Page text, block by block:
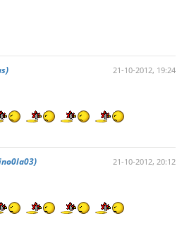
21-10-2012, 19:24
21-10-2012, 20:12